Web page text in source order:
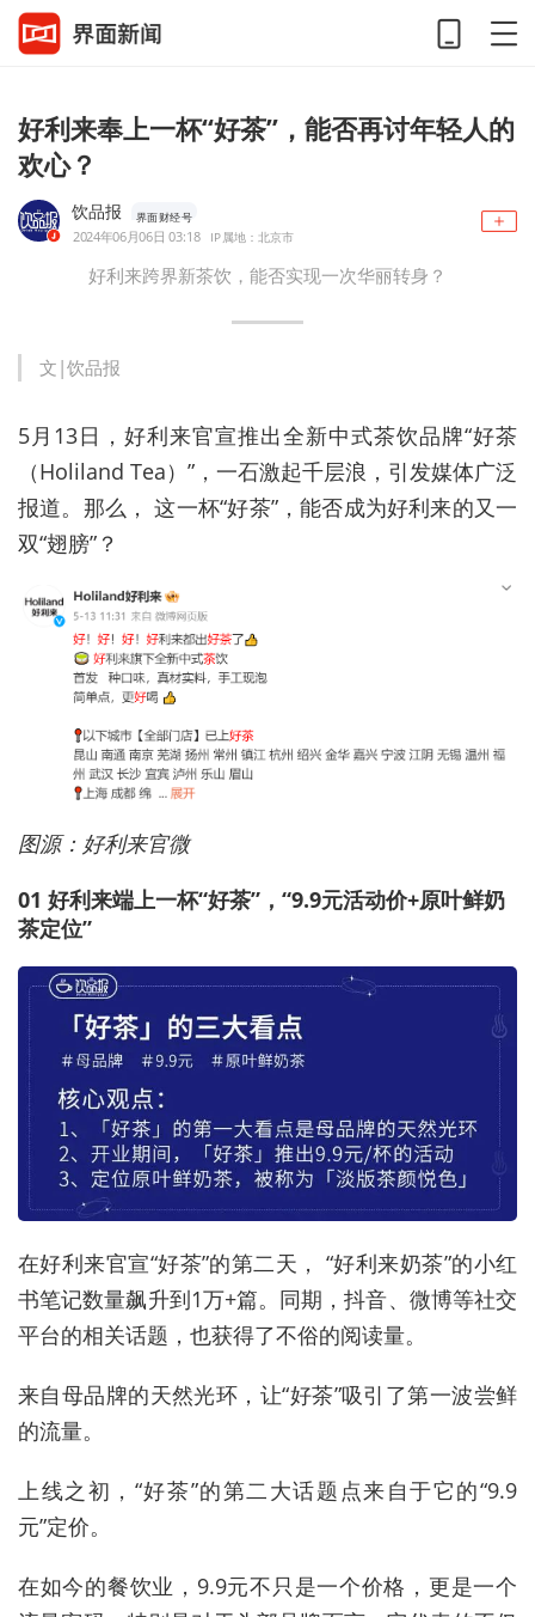
好利来奉上一杯“好茶”，能否再讨年轻人的
欢心？
饮品报 界面财经号
2024年06月06日 03:18 IP属地：北京市
好利来跨界新茶饮，能否实现一次华丽转身？
文|饮品报
5月13日，好利来官宣推出全新中式茶饮品牌“好茶
（Holiland Tea）”，一石激起千层浪，引发媒体广泛
报道。那么， 这一杯“好茶”，能否成为好利来的又一
双“翅膀”？
图源：好利来官微
01 好利来端上一杯“好茶”，“9.9元活动价+原叶鲜奶
茶定位”
在好利来官宣“好茶”的第二天， “好利来奶茶”的小红
书笔记数量飙升到1万+篇。同期，抖音、微博等社交
平台的相关话题，也获得了不俗的阅读量。
来自母品牌的天然光环，让“好茶”吸引了第一波尝鲜
的流量。
上线之初，“好茶”的第二大话题点来自于它的“9.9
元”定价。
在如今的餐饮业，9.9元不只是一个价格，更是一个